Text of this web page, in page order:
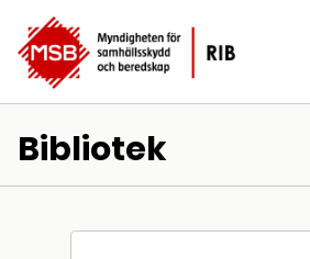
Bibliotek